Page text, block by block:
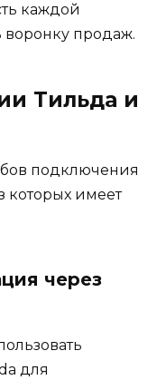
каждой
продаж.
Тильда и
подключения
которых имеет
через
для